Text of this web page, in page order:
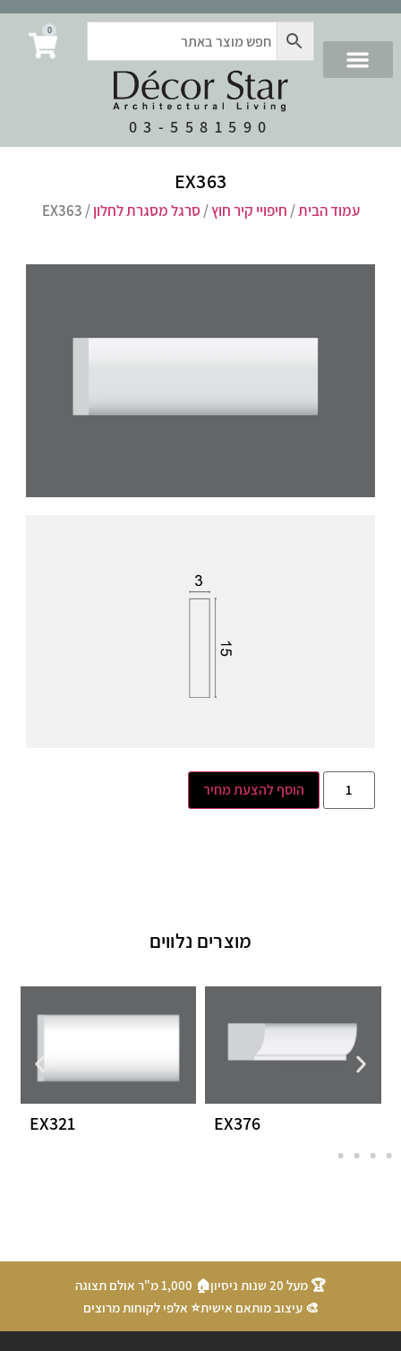
03-5581590
0
EX363
עמוד הבית/ חיפויי קיר חוץ/ סרגל מסגרת לחלון/ EX363
הוסף להצעת מחיר
מוצרים נלווים
EX376
EX321
🏆 מעל 20 שנות ניסיון
🏠 1,000 מ"ר אולם תצוגה
🎨 עיצוב מותאם אישית⭐ אלפי לקוחות מרוצים